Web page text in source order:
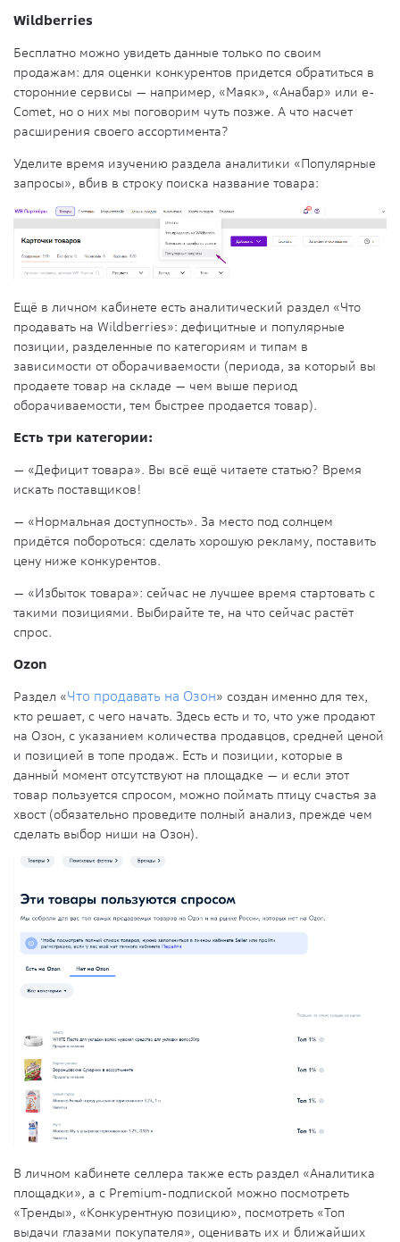
Wildberries
Бесплатно можно увидеть данные только по своим
продажам: для оценки конкурентов придется обратиться в
сторонние сервисы — например, «Маяк», «Анабар» или e-
Comet, но о них мы поговорим чуть позже. А что насчет
расширения своего ассортимента?
Уделите время изучению раздела аналитики «Популярные
запросы», вбив в строку поиска название товара:
Ещё в личном кабинете есть аналитический раздел «Что
продавать на Wildberries»: дефицитные и популярные
позиции, разделенные по категориям и типам в
зависимости от оборачиваемости (периода, за который вы
продаете товар на складе — чем выше период
оборачиваемости, тем быстрее продается товар).
Есть три категории:
— «Дефицит товара». Вы всё ещё читаете статью? Время
искать поставщиков!
— «Нормальная доступность». За место под солнцем
придётся побороться: сделать хорошую рекламу, поставить
цену ниже конкурентов.
— «Избыток товара»: сейчас не лучшее время стартовать с
такими позициями. Выбирайте те, на что сейчас растёт
спрос.
Ozon
Раздел «Что продавать на Озон» создан именно для тех,
кто решает, с чего начать. Здесь есть и то, что уже продают
на Озон, с указанием количества продавцов, средней ценой
и позицией в топе продаж. Есть и позиции, которые в
данный момент отсутствуют на площадке — и если этот
товар пользуется спросом, можно поймать птицу счастья за
хвост (обязательно проведите полный анализ, прежде чем
сделать выбор ниши на Озон).
В личном кабинете селлера также есть раздел «Аналитика
площадки», а с Premium-подпиской можно посмотреть
«Тренды», «Конкурентную позицию», посмотреть «Топ
выдачи глазами покупателя», оценивать их и ближайших